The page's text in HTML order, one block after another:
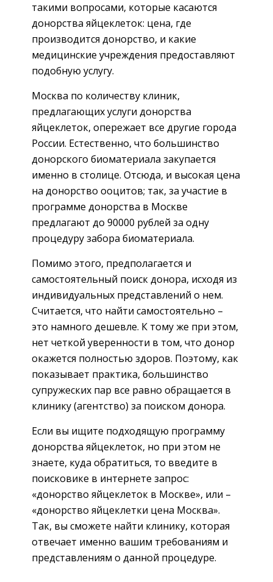
такими вопросами, которые касаются
донорства яйцеклеток: цена, где
производится донорство, и какие
медицинские учреждения предоставляют
подобную услугу.
Москва по количеству клиник,
предлагающих услуги донорства
яйцеклеток, опережает все другие города
России. Естественно, что большинство
донорского биоматериала закупается
именно в столице. Отсюда, и высокая цена
на донорство ооцитов; так, за участие в
программе донорства в Москве
предлагают до 90000 рублей за одну
процедуру забора биоматериала.
Помимо этого, предполагается и
самостоятельный поиск донора, исходя из
индивидуальных представлений о нем.
Считается, что найти самостоятельно –
это намного дешевле. К тому же при этом,
нет четкой уверенности в том, что донор
окажется полностью здоров. Поэтому, как
показывает практика, большинство
супружеских пар все равно обращается в
клинику (агентство) за поиском донора.
Если вы ищите подходящую программу
донорства яйцеклеток, но при этом не
знаете, куда обратиться, то введите в
поисковике в интернете запрос:
«донорство яйцеклеток в Москве», или –
«донорство яйцеклетки цена Москва».
Так, вы сможете найти клинику, которая
отвечает именно вашим требованиям и
представлениям о данной процедуре.